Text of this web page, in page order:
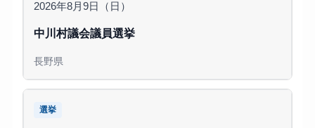
2026年8月9日（日）
中川村議会議員選挙
長野県
選挙